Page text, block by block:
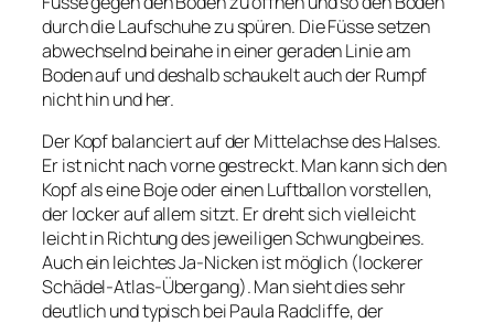
durch die Laufschuhe zu spüren. Die Füsse setzen
abwechselnd beinahe in einer geraden Linie am
Boden auf und deshalb schaukelt auch der Rumpf
nicht hin und her.
Der Kopf balanciert auf der Mittelachse des Halses.
Er ist nicht nach vorne gestreckt. Man kann sich den
Kopf als eine Boje oder einen Luftballon vorstellen,
der locker auf allem sitzt. Er dreht sich vielleicht
leicht in Richtung des jeweiligen Schwungbeines.
Auch ein leichtes Ja-Nicken ist möglich (lockerer
Schädel-Atlas-Übergang). Man sieht dies sehr
deutlich und typisch bei Paula Radcliffe, der